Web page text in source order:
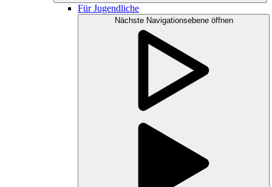
Für Jugendliche
Nächste Navigationsebene öffnen